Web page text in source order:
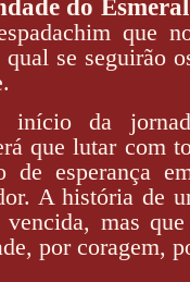
do
que
se seguirão
da
que lutar com
de esperança
A história de
mas
por coragem,